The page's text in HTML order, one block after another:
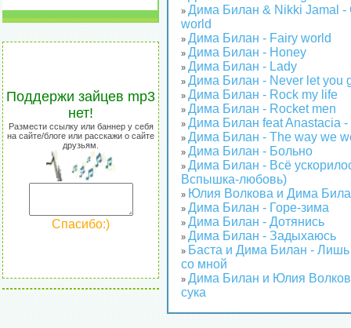
Поддержи зайцев mp3
нет!
Размести ссылку или баннер у себя
на сайте/блоге или расскажи о сайте
друзьям.
Спасибо:)
» Дима Билан & Nikki Jamal -
world
» Дима Билан - Fairy world
» Дима Билан - Honey
» Дима Билан - Lady
» Дима Билан - Never let you
» Дима Билан - Rock my life
» Дима Билан - Rocket men
» Дима Билан feat Anastacia -
» Дима Билан - The way we
» Дима Билан - Больно
» Дима Билан - Всё
Вспышка-любовь)
» Юлия Волкова и Дима
» Дима Билан - Горе-зима
» Дима Билан - Дотянись
» Дима Билан - Задыхаюсь
» Баста и Дима Билан -
со мной
» Дима Билан и Юлия
сука